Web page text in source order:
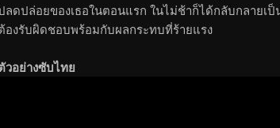
ลดปล่อยของเธอในตอนแรก ในไม่ช้าก็ได้กลับกลายเ
องรับผิดชอบพร้อมกับผลกระทบที่ร้ายแรง
วอย่างซับไทย